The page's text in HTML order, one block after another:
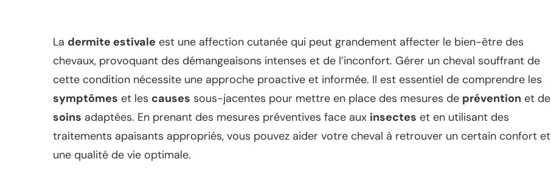
La dermite estivale est une affection cutanée qui peut grandement affecter le bien-être des
chevaux, provoquant des démangeaisons intenses et de l’inconfort. Gérer un cheval souffrant de
cette condition nécessite une approche proactive et informée. Il est essentiel de comprendre les
symptômes et les causes sous-jacentes pour mettre en place des mesures de prévention et de
soins adaptées. En prenant des mesures préventives face aux insectes et en utilisant des
traitements apaisants appropriés, vous pouvez aider votre cheval à retrouver un certain confort et
une qualité de vie optimale.